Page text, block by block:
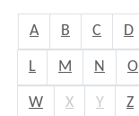
A B C D
L M N O
W X Y Z